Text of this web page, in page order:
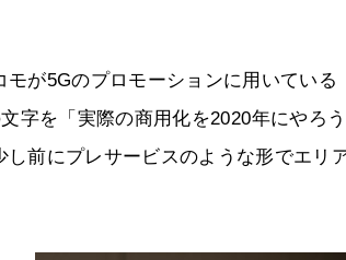
モが5Gのプロモーションに用いてい
文字を「実際の商用化を2020年にやろ
し前にプレサービスのような形でエ